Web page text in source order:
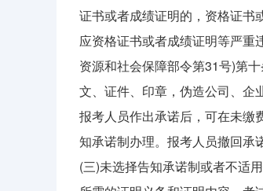
证书或者成绩证明的，资格证书
应资格证书或者成绩证明等严重
资源和社会保障部令第31号)第
文、证件、印章，伪造公司、企
报考人员作出承诺后，可在未缴
知承诺制办理。报考人员撤回承
(三)未选择告知承诺制或者不适